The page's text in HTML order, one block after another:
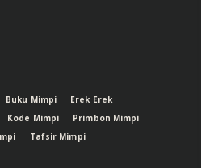
Buku Mimpi
Erek Erek
Kode Mimpi
Primbon Mimpi
Tafsir Mimpi